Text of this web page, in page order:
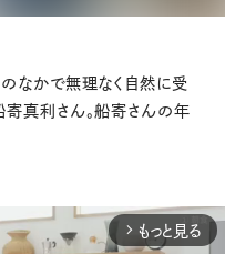
なかで無理なく自然に受
寄真利さん。船寄さんの年
arrow_forward_ios もっと見る